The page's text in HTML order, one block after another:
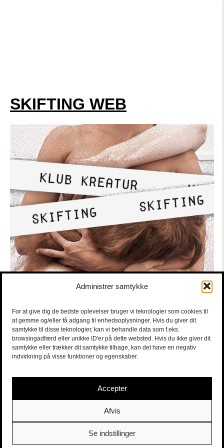
Administrer samtykke
For at give dig de bedste oplevelser bruger vi teknologier som cookies til
at gemme og/eller få adgang til enhedsoplysninger. Hvis du giver dit
samtykke til disse teknologier, kan vi behandle data som f.eks.
browsingadfærd eller unikke ID'er på dette websted. Hvis du ikke giver dit
samtykke eller trækker dit samtykke tilbage, kan det have en negativ
indvirkning på visse funktioner og egenskaber.
Accepter
Afvis
Se indstillinger
SKIFTING WEB
Sort/Hvid | Staldgade 26-30 - 1699 Købehavn V |Billetter